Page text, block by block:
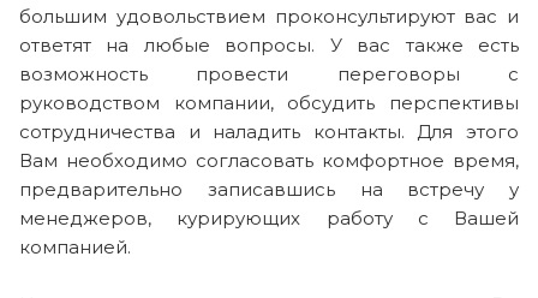
большим удовольствием проконсультируют вас и
ответят на любые вопросы. У вас также есть
возможность провести переговоры с
руководством компании, обсудить перспективы
сотрудничества и наладить контакты. Для этого
Вам необходимо согласовать комфортное время,
предварительно записавшись на встречу у
менеджеров, курирующих работу с Вашей
компанией.